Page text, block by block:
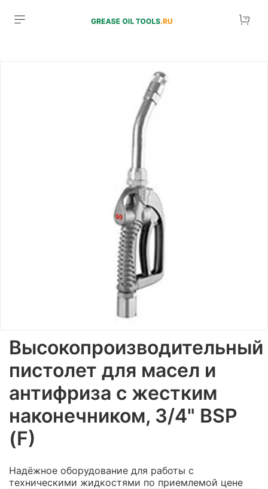
Высокопроизводительный
пистолет для масел и
антифриза с жестким
наконечником, 3/4" BSP
(F)
Надёжное оборудование для работы с
техническими жидкостями по приемлемой цене